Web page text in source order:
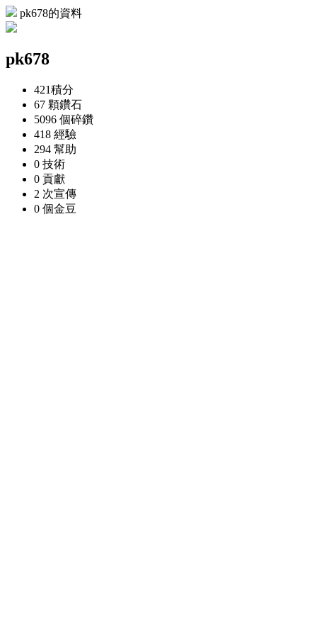
pk678的資料
pk678
421積分
67 顆鑽石
5096 個碎鑽
418 經驗
294 幫助
0 技術
0 貢獻
2 次宣傳
0 個金豆